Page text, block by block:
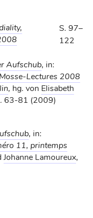
S. 97–
122
Aufschub, in:
Lectures 2008
, hg. von Elisabeth
63-81 (2009)
, in:
11, printemps
Johanne Lamoureux,